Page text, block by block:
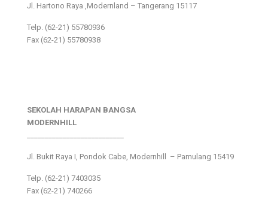
Jl. Hartono Raya ,Modernland – Tangerang 15117
Telp. (62-21) 55780936
Fax (62-21) 55780938
SEKOLAH HARAPAN BANGSA
MODERNHILL
Jl. Bukit Raya I, Pondok Cabe, Modernhill – Pamulang 15419
Telp. (62-21) 7403035
Fax (62-21) 740266